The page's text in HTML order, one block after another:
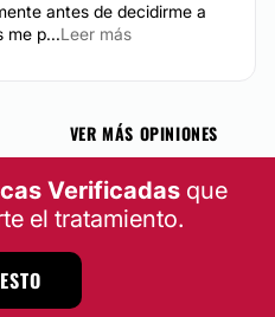
antes de decidirme a
me p...Leer más
VER MÁS OPINIONES
Verificadas que
el tratamiento.